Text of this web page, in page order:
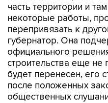
часть территории и
некоторые работы,
перепривязать к
губернатор. Она
официального
строительства еще не
будет перенесен, его
после положенных
общественных